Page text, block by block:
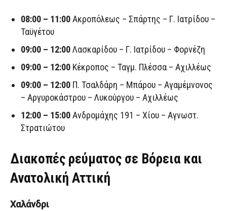
08:00 – 11:00Ακροπόλεως – Σπάρτης – Γ. Ιατρίδου –
Ταϋγέτου
09:00 – 12:00Λασκαρίδου – Γ. Ιατρίδου – Φορνέζη
09:00 – 12:00 Κέκροπος – Ταγμ. Πλέσσα – Αχιλλέως
09:00 – 12:00 Π. Τσαλδάρη – Μπάρου – Αγαμέμνονος
– Αργυροκάστρου – Λυκούργου – Αχιλλέως
12:00 – 15:00Ανδρομάχης 191 – Χίου – Αγνωστ.
Στρατιώτου
Διακοπές ρεύματος σε Βόρεια και
Ανατολική Αττική
Χαλάνδρι